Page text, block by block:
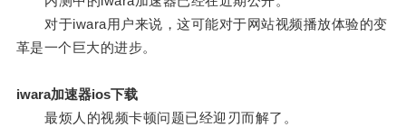
对于iwara用户来说，这可能对于网站视频播放体验的变
革是一个巨大的进步。
iwara加速器ios下载
最烦人的视频卡顿问题已经迎刃而解了。